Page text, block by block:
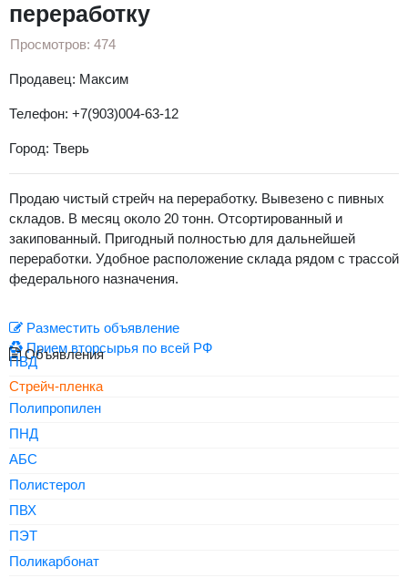
переработку
Просмотров: 474
Продавец: Максим
Телефон: +7(903)004-63-12
Город: Тверь
Продаю чистый стрейч на переработку. Вывезено с пивных
складов. В месяц около 20 тонн. Отсортированный и
закипованный. Пригодный полностью для дальнейшей
переработки. Удобное расположение склада рядом с трассой
федерального назначения.
Разместить объявление
Прием вторсырья по всей РФ
Объявления
ПВД
Стрейч-пленка
Полипропилен
ПНД
АБС
Полистерол
ПВХ
ПЭТ
Поликарбонат